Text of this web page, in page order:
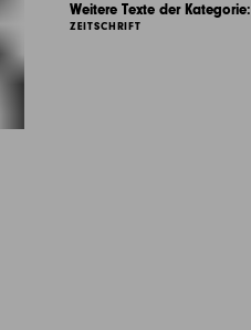
Weitere Texte der Kategorie:
ZEITSCHRIFT